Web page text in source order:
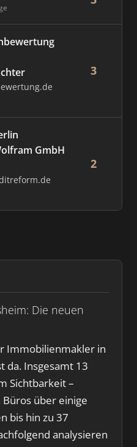
Die neuen
Immobilienmakler in
da. Insgesamt 13
Sichtbarkeit –
über einige
bis hin zu 37
analysieren
3
GmbH
2